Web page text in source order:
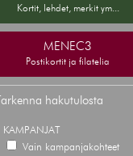
Kortit, lehdet, merkit ym...
MENEC3
Postikortit ja filatelia
Tarkenna hakutulosta
KAMPANJAT
Vain kampanjakohteet